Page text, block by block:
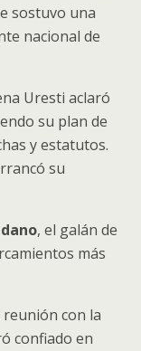
sostuvo una
nacional de
Uresti aclaró
su plan de
y estatutos.
su
, el galán de
más
con la
confiado en